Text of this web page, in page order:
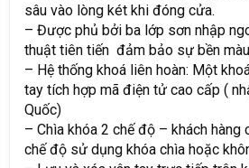
sâu vào lòng két khi đóng cửa.
– Được phủ bởi ba lớp sơn nhập
thuật tiên tiến đảm bảo sự bền
– Hệ thống khoá liên hoàn: Một
tay tích hợp mã điện tử cao cấp (
Quốc)
– Chìa khóa 2 chế độ – khách hàng
chế độ sử dụng khóa chìa hoặc